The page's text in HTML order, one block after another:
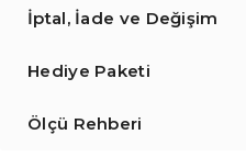
İptal, İade ve Değişim
Hediye Paketi
Ölçü Rehberi